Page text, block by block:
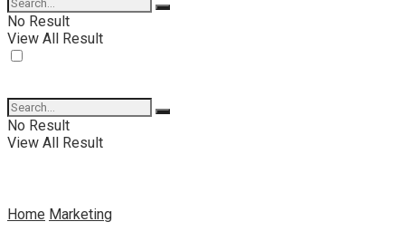
No Result
View All Result
No Result
View All Result
Home Marketing